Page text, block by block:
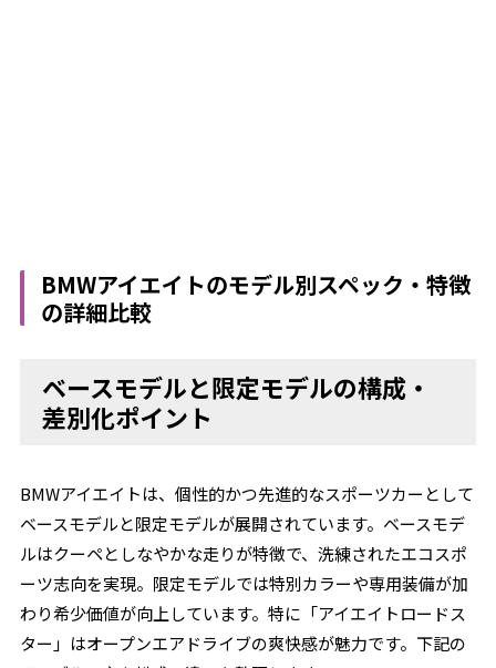
BMWアイエイトのモデル別スペック・特徴
の詳細比較
ベースモデルと限定モデルの構成・
差別化ポイント
BMWアイエイトは、個性的かつ先進的なスポーツカーとして
ベースモデルと限定モデルが展開されています。ベースモデ
ルはクーペとしなやかな走りが特徴で、洗練されたエコスポ
ーツ志向を実現。限定モデルでは特別カラーや専用装備が加
わり希少価値が向上しています。特に「アイエイトロードス
ター」はオープンエアドライブの爽快感が魅力です。下記の